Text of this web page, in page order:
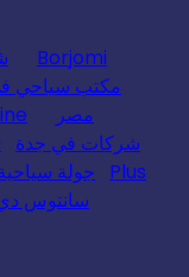
Borjomi
مكتب سياحي
مصر
شركات في جدة
Plus
جولة
سانتوس دي